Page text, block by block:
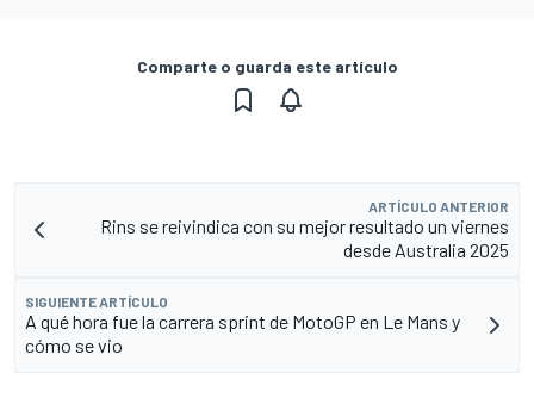
Comparte o guarda este artículo
ARTÍCULO ANTERIOR
Rins se reivindica con su mejor resultado un viernes
desde Australia 2025
SIGUIENTE ARTÍCULO
A qué hora fue la carrera sprint de MotoGP en Le Mans y
cómo se vio